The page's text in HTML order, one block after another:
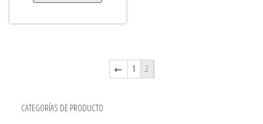
← 1 2
CATEGORÍAS DE PRODUCTO